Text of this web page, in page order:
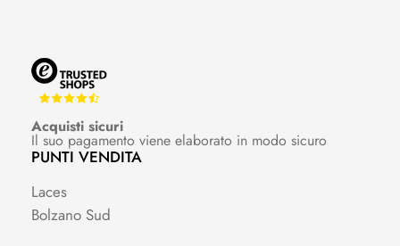
Acquisti sicuri
Il suo pagamento viene elaborato in modo sicuro
PUNTI VENDITA
Laces
Bolzano Sud